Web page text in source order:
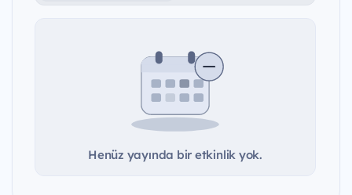
Henüz yayında bir etkinlik yok.